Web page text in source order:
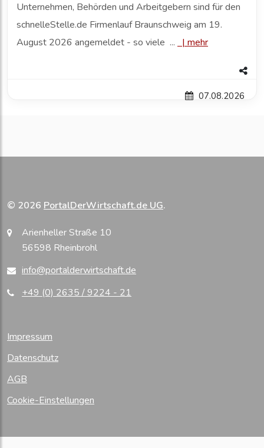
Unternehmen, Behörden und Arbeitgebern sind für den
schnelleStelle.de Firmenlauf Braunschweig am 19.
August 2026 angemeldet - so viele ...
| mehr
07.08.2026
© 2026 PortalDerWirtschaft.de UG.
Arienheller Straße 10
56598 Rheinbrohl
info@portalderwirtschaft.de
+49 (0) 2635 / 9224 - 21
Impressum
Datenschutz
AGB
Cookie-Einstellungen